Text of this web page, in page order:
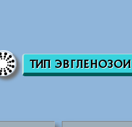
ТИП ЭВГЛЕНОЗОИ